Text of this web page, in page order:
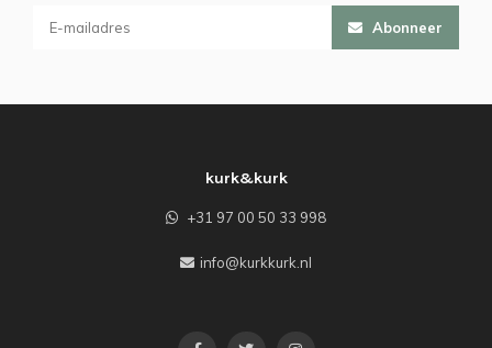
Abonneer
kurk&kurk
+31 97 00 50 33 998
info@kurkkurk.nl